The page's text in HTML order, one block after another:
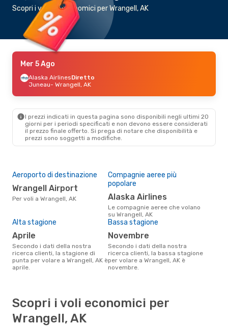
Scopri i voli più economici per Wrangell, AK
Mer 5 Ago
Alaska AirlinesDiretto
Juneau- Wrangell, AK
I prezzi indicati in questa pagina sono disponibili negli ultimi 20
giorni per i periodi specificati e non devono essere considerati
il ​​prezzo finale offerto. Si prega di notare che disponibilità e
prezzi sono soggetti a modifiche.
Aeroporto di destinazione
Wrangell Airport
Per voli a Wrangell, AK
Compagnie aeree più
popolare
Alaska Airlines
Le compagnie aeree che volano
su Wrangell, AK
Alta stagione
aprile
Secondo i dati della nostra
ricerca clienti, la stagione di
punta per volare a Wrangell, AK è
aprile.
Bassa stagione
novembre
Secondo i dati della nostra
ricerca clienti, la bassa stagione
per volare a Wrangell, AK è
novembre.
Scopri i voli economici per
Wrangell, AK